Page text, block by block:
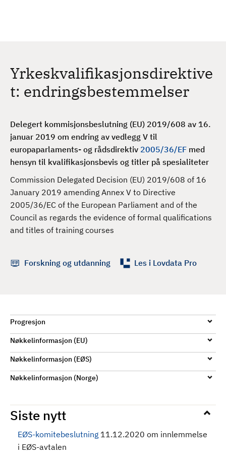
Yrkeskvalifikasjonsdirektive
t: endringsbestemmelser
Delegert kommisjonsbeslutning (EU) 2019/608 av 16.
januar 2019 om endring av vedlegg V til
europaparlaments- og rådsdirektiv 2005/36/EF med
hensyn til kvalifikasjonsbevis og titler på spesialiteter
Commission Delegated Decision (EU) 2019/608 of 16
January 2019 amending Annex V to Directive
2005/36/EC of the European Parliament and of the
Council as regards the evidence of formal qualifications
and titles of training courses
Forskning og utdanning Les i Lovdata Pro
Progresjon
Nøkkelinformasjon (EU)
Nøkkelinformasjon (EØS)
Nøkkelinformasjon (Norge)
Siste nytt
EØS-komitebeslutning 11.12.2020 om innlemmelse
i EØS-avtalen